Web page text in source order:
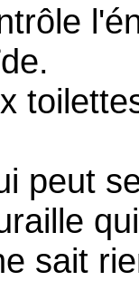
peut
sait